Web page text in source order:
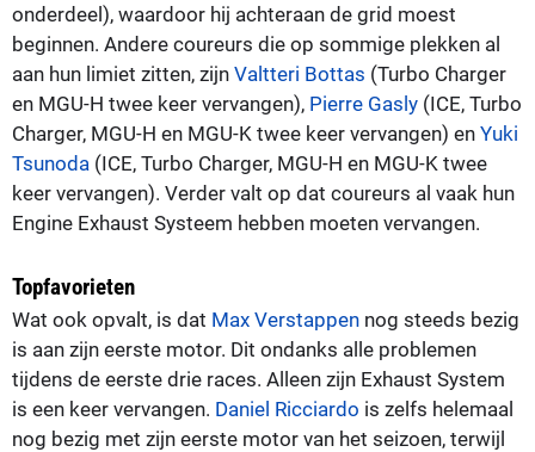
onderdeel), waardoor hij achteraan de grid moest
beginnen. Andere coureurs die op sommige plekken al
aan hun limiet zitten, zijn Valtteri Bottas (Turbo Charger
en MGU-H twee keer vervangen), Pierre Gasly (ICE, Turbo
Charger, MGU-H en MGU-K twee keer vervangen) en Yuki
Tsunoda (ICE, Turbo Charger, MGU-H en MGU-K twee
keer vervangen). Verder valt op dat coureurs al vaak hun
Engine Exhaust Systeem hebben moeten vervangen.
Topfavorieten
Wat ook opvalt, is dat Max Verstappen nog steeds bezig
is aan zijn eerste motor. Dit ondanks alle problemen
tijdens de eerste drie races. Alleen zijn Exhaust System
is een keer vervangen. Daniel Ricciardo is zelfs helemaal
nog bezig met zijn eerste motor van het seizoen, terwijl